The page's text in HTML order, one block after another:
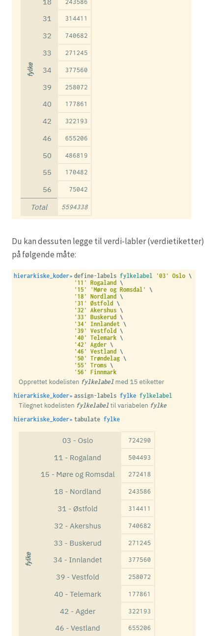
Du kan dessuten legge til verdi-labler (verdietiketter)
på følgende måte: